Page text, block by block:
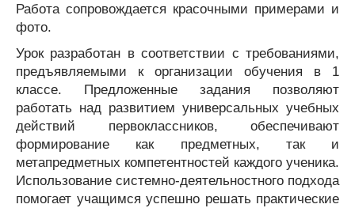
Работа сопровождается красочными примерами и
фото.
Урок разработан в соответствии с требованиями,
предъявляемыми к организации обучения в 1
классе. Предложенные задания позволяют
работать над развитием универсальных учебных
действий первоклассников, обеспечивают
формирование как предметных, так и
метапредметных компетентностей каждого ученика.
Использование системно-деятельностного подхода
помогает учащимся успешно решать практические